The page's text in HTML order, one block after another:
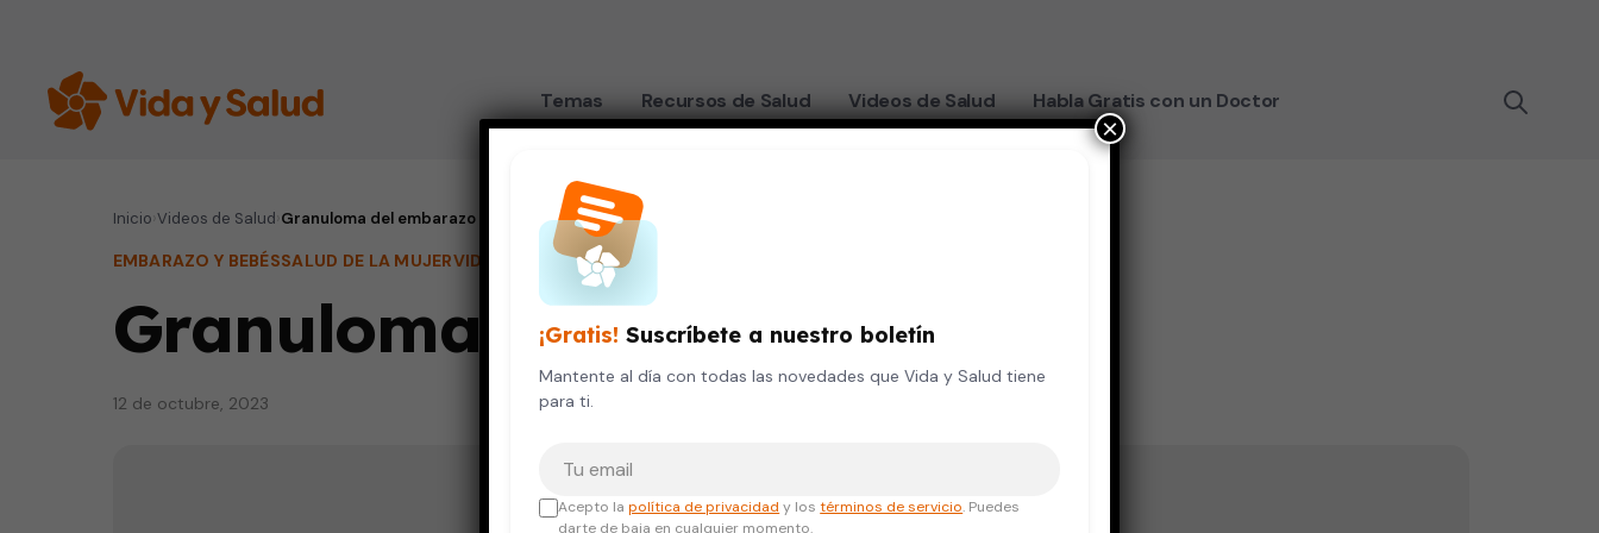
Temas Recursos de Salud Videos de Salud Habla Gratis con un Doctor
Inicio Videos de Salud Granuloma del embarazo
EMBARAZO Y BEBÉSSALUD DE LA MUJERVIDA SALUDABLE
Granuloma del embarazo
12 de octubre, 2023
¡Gratis! Suscríbete a nuestro boletín
Mantente al día con todas las novedades que Vida y Salud tiene
para ti.
Acepto lapolítica de privacidad y lostérminos de servicio. Puedes
darte de baja en cualquier momento.
×